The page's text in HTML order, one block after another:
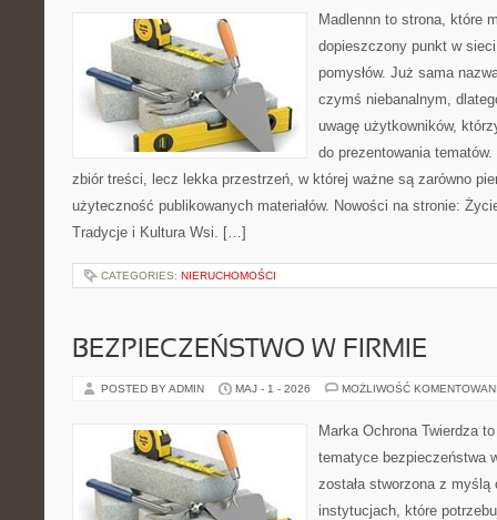
Madlennn to strona, które
dopieszczony punkt w
pomysłów. Już sama
czymś niebanalnym,
uwagę użytkowników,
do prezentowania
zbiór treści, lecz lekka przestrzeń, w której ważne są zarówno
użyteczność publikowanych materiałów. Nowości na stronie:
Tradycje i Kultura Wsi. […]
CATEGORIES: NIERUCHOMOŚCI
BEZPIECZEŃSTWO W FIRMIE
POSTED BY ADMIN MAJ - 1 - 2026 MOŻLIWOŚĆ
Marka Ochrona Twierdza
tematyce bezpieczeństwa
została stworzona z
instytucjach, które